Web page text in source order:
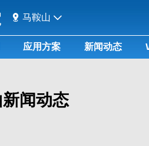
马鞍山
应用方案 新闻动态
闻动态